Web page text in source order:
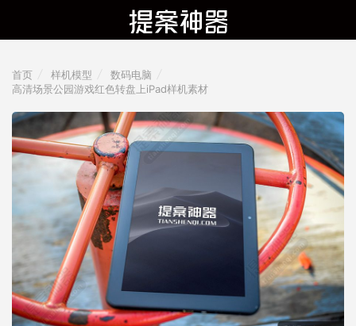
首页 样机模型
数码电脑
高清场景公园游戏红色转盘上iPad样机素材